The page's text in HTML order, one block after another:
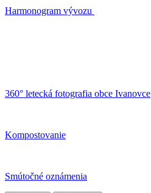
Harmonogram vývozu
360° letecká fotografia obce Ivanovce
Kompostovanie
Smútočné oznámenia